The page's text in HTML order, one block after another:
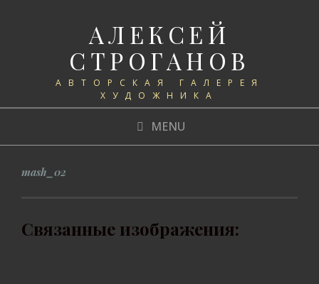
АЛЕКСЕЙ
СТРОГАНОВ
АВТОРСКАЯ ГАЛЕРЕЯ
ХУДОЖНИКА
MENU
mash_02
Связанные изображения: